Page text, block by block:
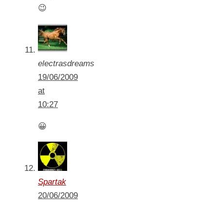
😉
electrasdreams
19/06/2009
at
10:27
😀
Spartak
20/06/2009